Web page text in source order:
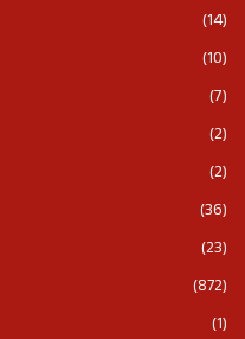
(14)
(10)
(7)
(2)
(2)
(36)
(23)
(872)
(1)